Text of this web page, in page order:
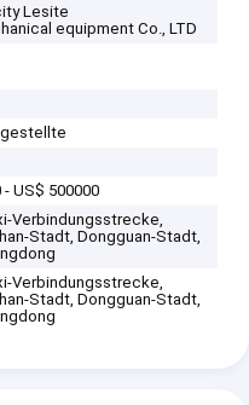
Lesite
equipment Co., LTD
- US$ 500000
Verbindungsstrecke,
Stadt, Dongguan-Stadt,
Verbindungsstrecke,
Stadt, Dongguan-Stadt,